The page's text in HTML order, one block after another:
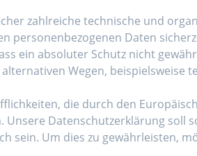
zahlreiche technische und
personenbezogenen Daten
ein absoluter Schutz nicht
Wegen, beispielsweise
die durch den
Unsere Datenschutzerklärung
sein. Um dies zu gewährleisten,